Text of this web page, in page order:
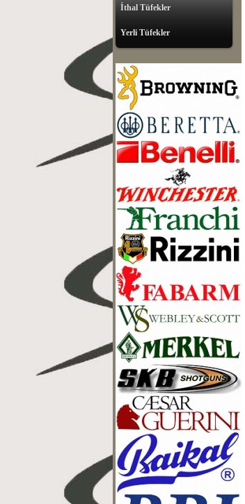
İthal Tüfekler
Yerli Tüfekler